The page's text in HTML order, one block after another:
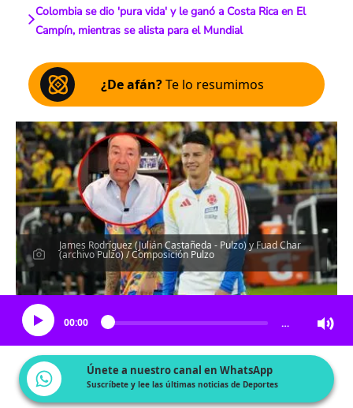
Colombia se dio 'pura vida' y le ganó a Costa Rica en El
Campín, mientras se alista para el Mundial
¿De afán?Te lo resumimos
James Rodríguez (Julián Castañeda - Pulzo) y Fuad Char
(archivo Pulzo) / Composición Pulzo
Escucha el artículo
00:00 …
Únete a nuestro canal en WhatsApp
Suscríbete y lee las últimas noticias de Deportes